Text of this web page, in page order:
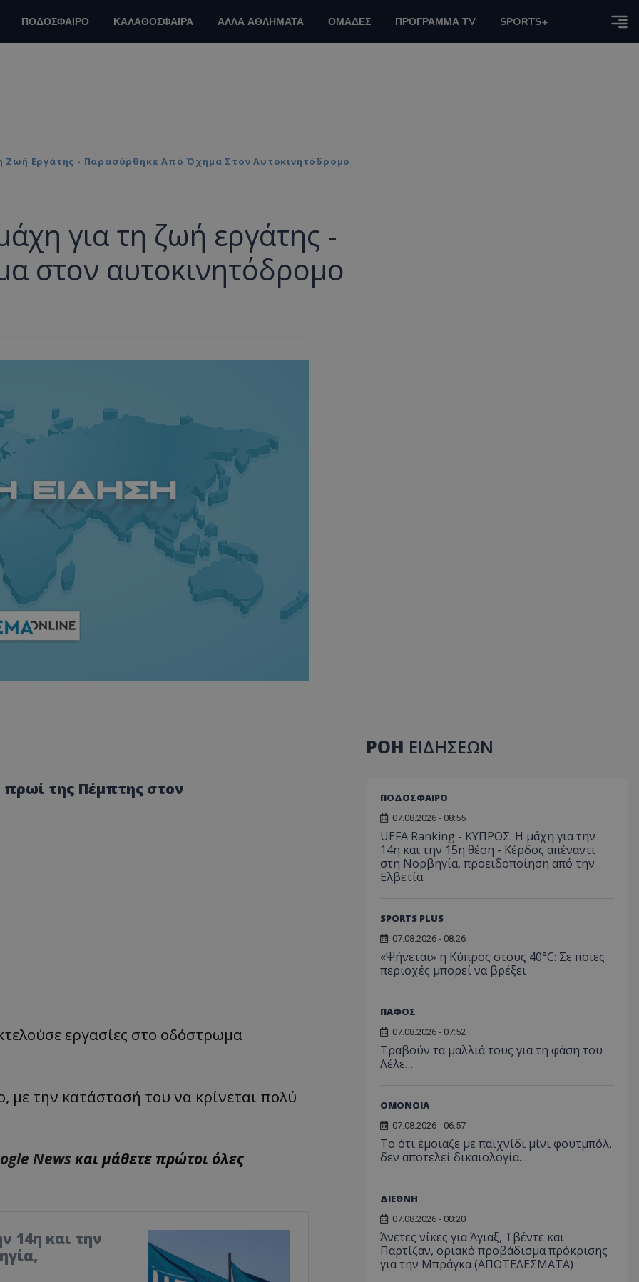
ΠΟΔΟΣΦΑΙΡΟ ΚΑΛΑΘΟΣΦΑΙΡΑ ΑΛΛΑ ΑΘΛΗΜΑΤΑ ΟΜΑΔΕΣ ΠΡΟΓΡΑΜΜΑ TV SPORTS+
Ζωή Εργάτης - Παρασύρθηκε Από Όχημα Στον Αυτοκινητόδρομο
για τη ζωή εργάτης -
στον αυτοκινητόδρομο
της Πέμπτης στον
εργασίες στο οδόστρωμα
με την κατάστασή του να κρίνεται πολύ
Newsκαι μάθετε πρώτοι όλες
14η και την
ΡΟΗ ΕΙΔΗΣΕΩΝ
ΠΟΔΟΣΦΑΙΡΟ
07.08.2026 - 08:55
UEFA Ranking - ΚΥΠΡΟΣ: Η μάχη για την
14η και την 15η θέση - Κέρδος απέναντι
στη Νορβηγία, προειδοποίηση από την
Ελβετία
SPORTS PLUS
07.08.2026 - 08:26
«Ψήνεται» η Κύπρος στους 40°C: Σε ποιες
περιοχές μπορεί να βρέξει
ΠΑΦΟΣ
07.08.2026 - 07:52
Τραβούν τα μαλλιά τους για τη φάση του
Λέλε…
ΟΜΟΝΟΙΑ
07.08.2026 - 06:57
Το ότι έμοιαζε με παιχνίδι μίνι φουτμπόλ,
δεν αποτελεί δικαιολογία…
ΔΙΕΘΝΗ
07.08.2026 - 00:20
Άνετες νίκες για Άγιαξ, Τβέντε και
Παρτίζαν, οριακό προβάδισμα πρόκρισης
για την Μπράγκα (ΑΠΟΤΕΛΕΣΜΑΤΑ)